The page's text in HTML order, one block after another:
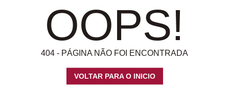
OOPS!
404 - PÁGINA NÃO FOI ENCONTRADA
VOLTAR PARA O INICIO